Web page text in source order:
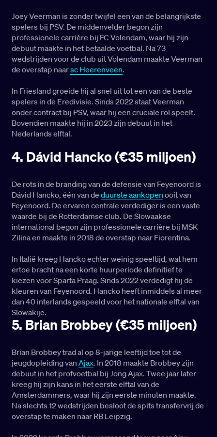
Joey Veerman is zonder twijfel een van de belangrijkste
spelers bij PSV. De middenvelder begon zijn
professionele carrière bij FC Volendam, waar hij zijn
debuut maakte in het betaalde voetbal. Na 73
wedstrijden voor de club uit Volendam maakte Veerman
de overstap naarsc Heerenveen.
In Friesland groeide hij al snel uit tot een van de beste
spelers in de Eredivisie. Sinds 2022 staat Veerman
onder contract bij PSV, waar hij een cruciale rol speelt.
Bovendien maakte hij in 2023 zijn debuut in het
Nederlands elftal.
4. Dávid Hancko (€35 miljoen)
De rots in de branding van de defensie van Feyenoord is
Dávid Hancko, één van de duurste aankopen ooit van
Feyenoord. De ervaren centrale verdediger is een vaste
waarde bij de Rotterdamse club. De Slowaakse
international begon zijn professionele carrière bij MSK
Zilina en maakte in 2018 de overstap naar Fiorentina.
In Italië kreeg Hancko echter weinig speeltijd, wat hem
ertoe bracht na een korte huurperiode definitief te
kiezen voor Sparta Praag. Sinds 2022 verdedigt hij de
kleuren van Feyenoord. Hancko heeft inmiddels al meer
dan 40 interlands gespeeld voor het nationale elftal van
Slowakije.
5. Brian Brobbey (€35 miljoen)
Brian Brobbey trad al op 8-jarige leeftijd toe tot de
jeugdopleiding van Ajax. In 2018 maakte Brobbey zijn
debuut in het profvoetbal bij Jong Ajax. Twee jaar later
kreeg hij zijn kans in het eerste elftal van de
Amsterdammers, waar hij zijn eerste minuten maakte.
Na slechts 12 wedstrijden besloot de spits transfervrij de
overstap te maken naar RB Leipzig.